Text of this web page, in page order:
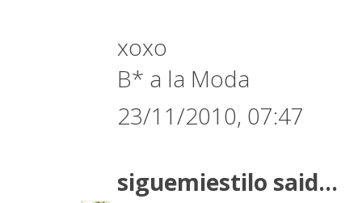
xoxo
B* a la Moda
23/11/2010, 07:47
siguemiestilo said...